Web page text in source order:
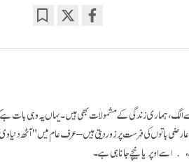
on
ہماری زندگی کے مشمولات بھی ہیں۔ یہاں یہ وہی بات ہے
باتوں کی فہرست پر زور دیتی ہیں – عرف عام میں "آٹھ
اسےاوپر یا نیچے جانا ہی ہے۔